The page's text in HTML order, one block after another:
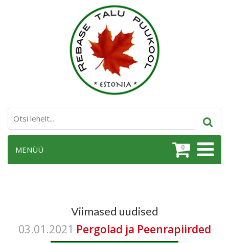
0
MENÜÜ
Viimased uudised
03.01.2021 Pergolad ja Peenrapiirded